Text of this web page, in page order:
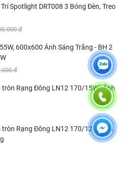
trước khi hết hạn bảo hành
5 năm hay 10 năm bảo
sẽ liên hệ để bảo trì và
hàng không phải ghi nhớ
kỷ của ngôi nhà bạn!
Spotlight DRT008 3 Bóng Đèn, Treo
đ
600x600 Ánh Sáng Trắng - BH 2
đ
tròn Rạng Đông LN12 170/15W | Ánh
tròn Rạng Đông LN12 170/12W | Đổi